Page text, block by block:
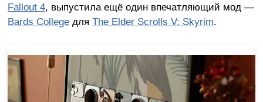
Fallout 4, выпустила ещё один впечатляющий мод —
Bards Collegeдля The Elder Scrolls V: Skyrim.